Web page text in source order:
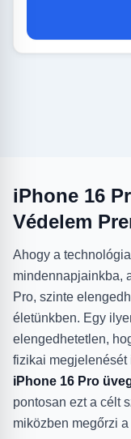
iPhone 16
Védelem
Ahogy a
mindennapjainkba,
Pro, szinte
életünkben. Egy
elengedhetetlen,
fizikai megjelenését
iPhone 16 Pro
pontosan ezt a célt
miközben megőrzi